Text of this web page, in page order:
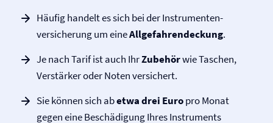
Häufig handelt es sich bei der Instrumenten­
versicherung um eineAllgefahrendeckung.
Je nach Tarif ist auch IhrZubehörwie Taschen,
Verstärker oder Noten versichert.
Sie können sich abetwa drei Europro Monat
gegen eine Beschädigung Ihres Instruments